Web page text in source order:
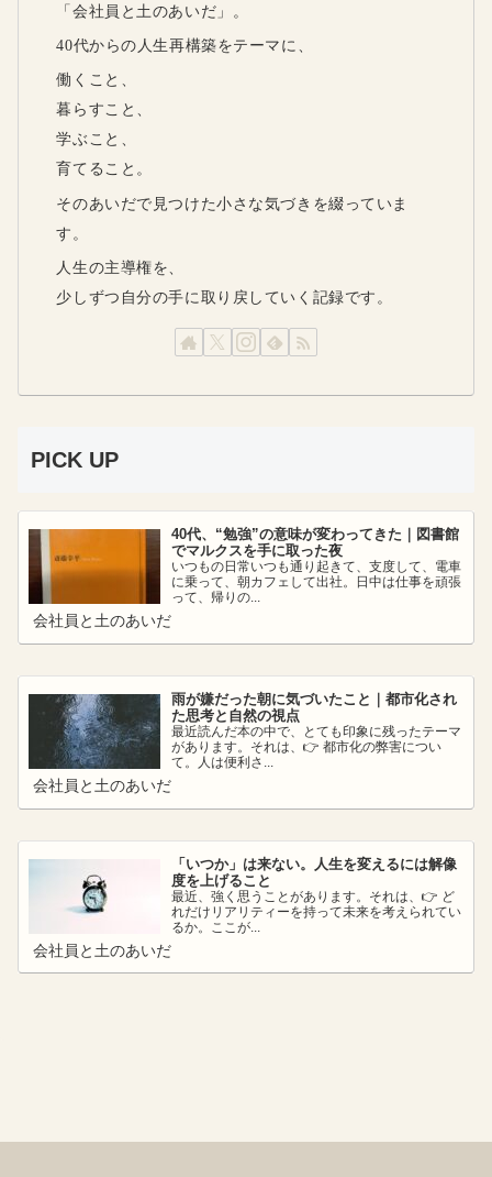
「会社員と土のあいだ」。
40代からの人生再構築をテーマに、
働くこと、
暮らすこと、
学ぶこと、
育てること。
そのあいだで見つけた小さな気づきを綴っていま
す。
人生の主導権を、
少しずつ自分の手に取り戻していく記録です。
PICK UP
40代、“勉強”の意味が変わってきた｜図書館
でマルクスを手に取った夜
いつもの日常いつも通り起きて、支度して、電車
に乗って、朝カフェして出社。日中は仕事を頑張
って、帰りの...
会社員と土のあいだ
雨が嫌だった朝に気づいたこと｜都市化され
た思考と自然の視点
最近読んだ本の中で、とても印象に残ったテーマ
があります。それは、👉 都市化の弊害につい
て。人は便利さ...
会社員と土のあいだ
「いつか」は来ない。人生を変えるには解像
度を上げること
最近、強く思うことがあります。それは、👉 ど
れだけリアリティーを持って未来を考えられてい
るか。ここが...
会社員と土のあいだ